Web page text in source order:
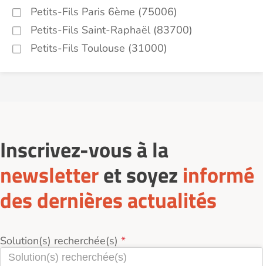
Petits-Fils Paris 6ème (75006)
Petits-Fils Saint-Raphaël (83700)
Petits-Fils Toulouse (31000)
Inscrivez-vous à la
newsletteret soyez informé
des dernières actualités
Solution(s) recherchée(s)